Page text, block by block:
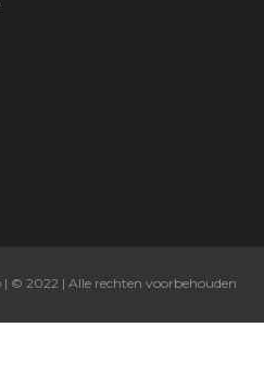
© 2022 | Alle rechten voorbehouden